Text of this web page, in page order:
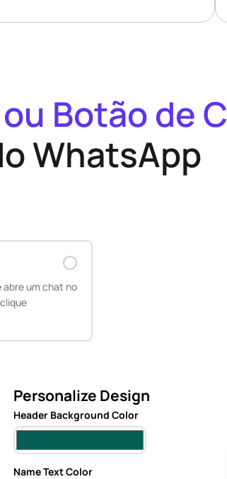
Botão de
WhatsApp
um chat no
Personalize Design
Header Background Color
Name Text Color